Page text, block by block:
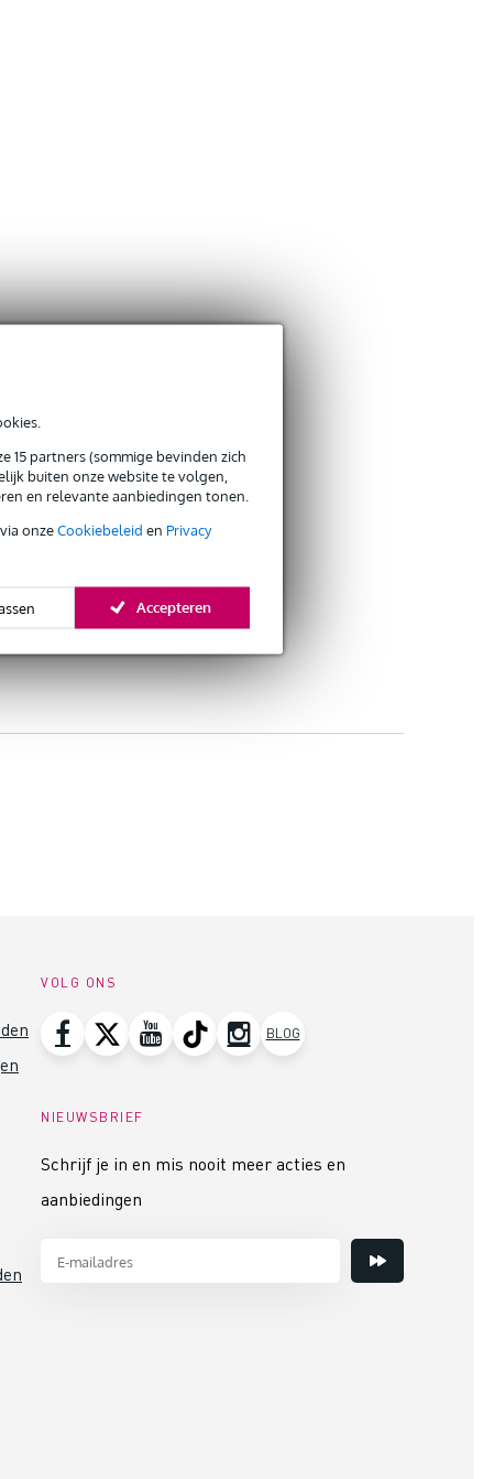
15 partners (sommige bevinden zich
buiten onze website te volgen,
en relevante aanbiedingen tonen.
onzeCookiebeleid en Privacy
Accepteren
VOLG ONS
BLOG
NIEUWSBRIEF
Schrijf je in en mis nooit meer acties en
aanbiedingen